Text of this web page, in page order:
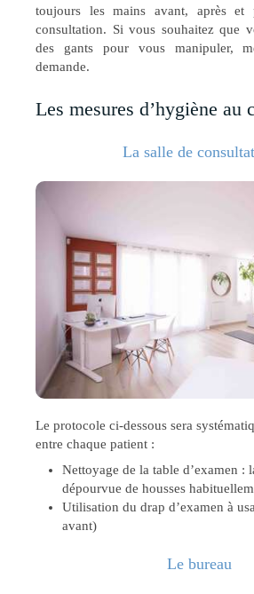
toujours les mains avant, après et
consultation. Si vous souhaitez que
des gants pour vous manipuler,
demande.
Les mesures d’hygiène au
La salle de
Le protocole ci-dessous sera
entre chaque patient :
Nettoyage de la table d’examen :
dépourvue de housses
Utilisation du drap d’examen à
avant)
Le bureau